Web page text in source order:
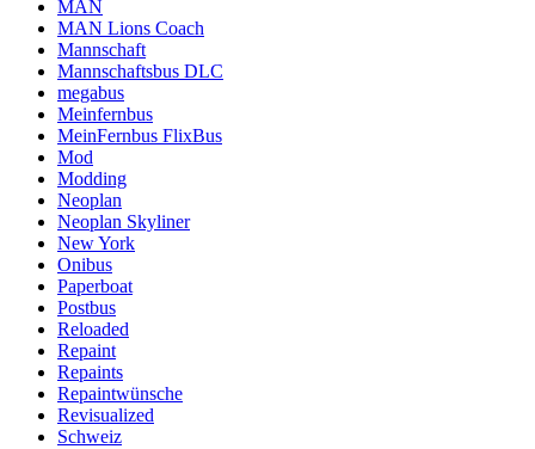
MAN
MAN Lions Coach
Mannschaft
Mannschaftsbus DLC
megabus
Meinfernbus
MeinFernbus FlixBus
Mod
Modding
Neoplan
Neoplan Skyliner
New York
Onibus
Paperboat
Postbus
Reloaded
Repaint
Repaints
Repaintwünsche
Revisualized
Schweiz